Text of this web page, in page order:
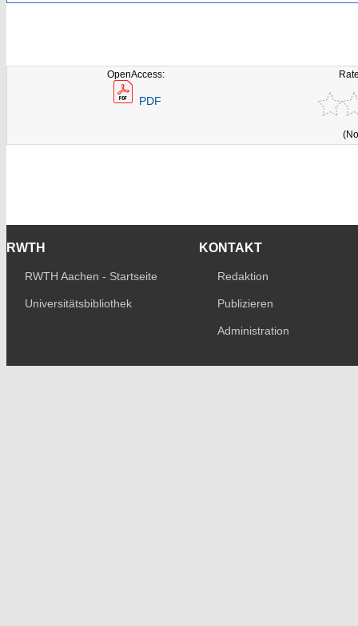
OpenAccess:
PDF
RWTH
RWTH Aachen - Startseite
Universitätsbibliothek
KONTAKT
Redaktion
Publizieren
Administration